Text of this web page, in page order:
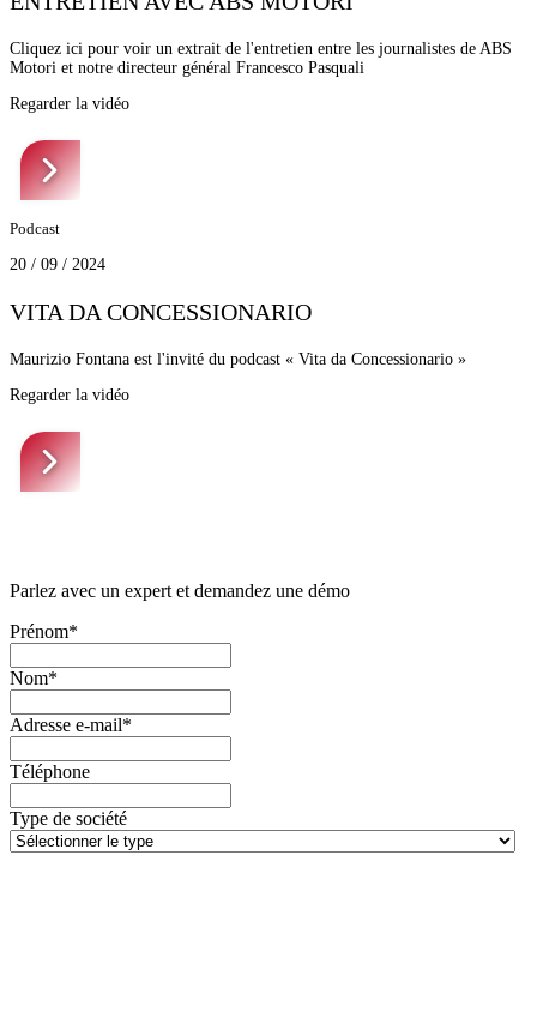
Cliquez ici pour voir un extrait de l'entretien entre les journalistes de ABS
Motori et notre directeur général Francesco Pasquali
Regarder la vidéo
Podcast
20 / 09 / 2024
VITA DA CONCESSIONARIO
Maurizio Fontana est l'invité du podcast « Vita da Concessionario »
Regarder la vidéo
Parlez avec un expert et demandez une démo
Prénom*
Nom*
Adresse e-mail*
Téléphone
Type de société